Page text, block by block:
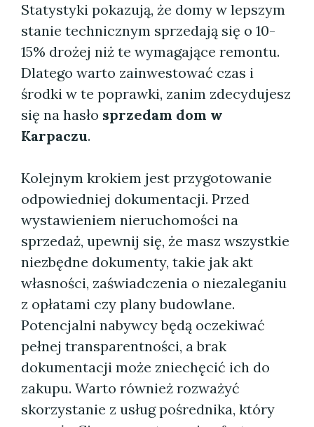
Statystyki pokazują, że domy w lepszym
stanie technicznym sprzedają się o 10-
15% drożej niż te wymagające remontu.
Dlatego warto zainwestować czas i
środki w te poprawki, zanim zdecydujesz
się na hasło sprzedam dom w
Karpaczu.
Kolejnym krokiem jest przygotowanie
odpowiedniej dokumentacji. Przed
wystawieniem nieruchomości na
sprzedaż, upewnij się, że masz wszystkie
niezbędne dokumenty, takie jak akt
własności, zaświadczenia o niezaleganiu
z opłatami czy plany budowlane.
Potencjalni nabywcy będą oczekiwać
pełnej transparentności, a brak
dokumentacji może zniechęcić ich do
zakupu. Warto również rozważyć
skorzystanie z usług pośrednika, który